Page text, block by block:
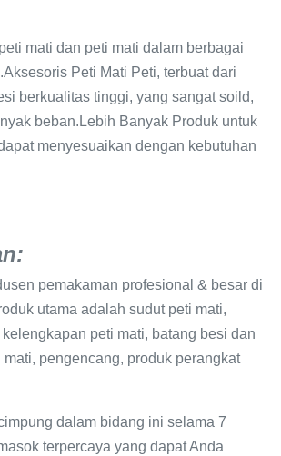
mati dan peti mati dalam berbagai
Peti Mati Peti, terbuat dari
berkualitas tinggi, yang sangat soild,
beban.Lebih Banyak Produk untuk
menyesuaikan dengan kebutuhan
pemakaman profesional & besar di
utama adalah sudut peti mati,
peti mati, batang besi dan
mati, pengencang, produk perangkat
dalam bidang ini selama 7
terpercaya yang dapat Anda